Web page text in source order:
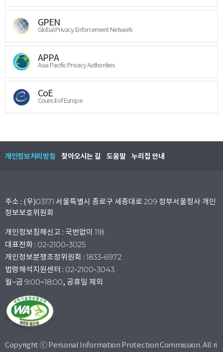
GPEN
Global Privacy Enforcement Network
APPA
Asia Pacific Privacy Authorities
CoE
Council of Europe
개인정보처리방침 찾아오시는 길 도움말 누리집 안내
주소 : (우)03171 서울특별시 종로구 세종대로 209 정부서울청사 개인
정보보호위원회
개인정보침해신고 : 국번없이 118
대표전화 : 02-2100-3025
개인정보분쟁조정위원회 : 1833-6972
법령해석지원센터 : 02-2100-3043
월~금 9:00~18:00, 공휴일 제외
Copyright ⓒ Personal Information Protection Commission. All ri